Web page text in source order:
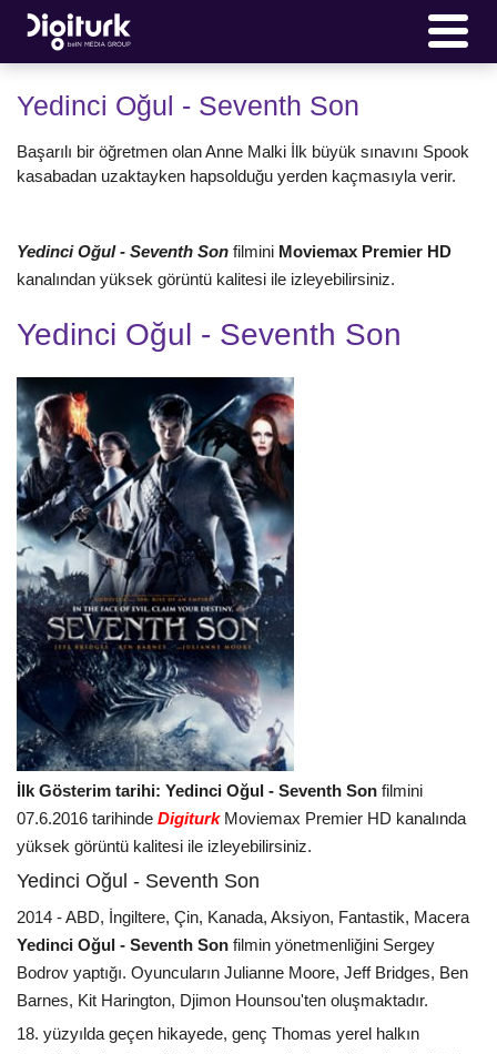
Yedinci Oğul - Seventh Son
Başarılı bir öğretmen olan Anne Malki İlk büyük sınavını Spook
kasabadan uzaktayken hapsolduğu yerden kaçmasıyla verir.
Yedinci Oğul - Seventh Son filmini Moviemax Premier HD
kanalından yüksek görüntü kalitesi ile izleyebilirsiniz.
Yedinci Oğul - Seventh Son
İlk Gösterim tarihi: Yedinci Oğul - Seventh Son filmini
07.6.2016 tarihinde Digiturk Moviemax Premier HD kanalında
yüksek görüntü kalitesi ile izleyebilirsiniz.
Yedinci Oğul - Seventh Son
2014 - ABD, İngiltere, Çin, Kanada, Aksiyon, Fantastik, Macera
Yedinci Oğul - Seventh Son filmin yönetmenliğini Sergey
Bodrov yaptığı. Oyuncuların Julianne Moore, Jeff Bridges, Ben
Barnes, Kit Harington, Djimon Hounsou'ten oluşmaktadır.
18. yüzyılda geçen hikayede, genç Thomas yerel halkın